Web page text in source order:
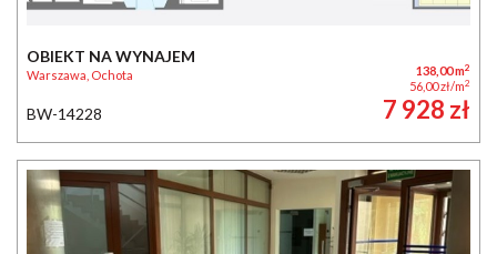
OBIEKT NA WYNAJEM
Warszawa, Ochota 138,00 m2
56,00 zł/m2
BW-14228 7 928 zł